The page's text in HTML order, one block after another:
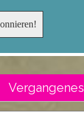
Vergangenes